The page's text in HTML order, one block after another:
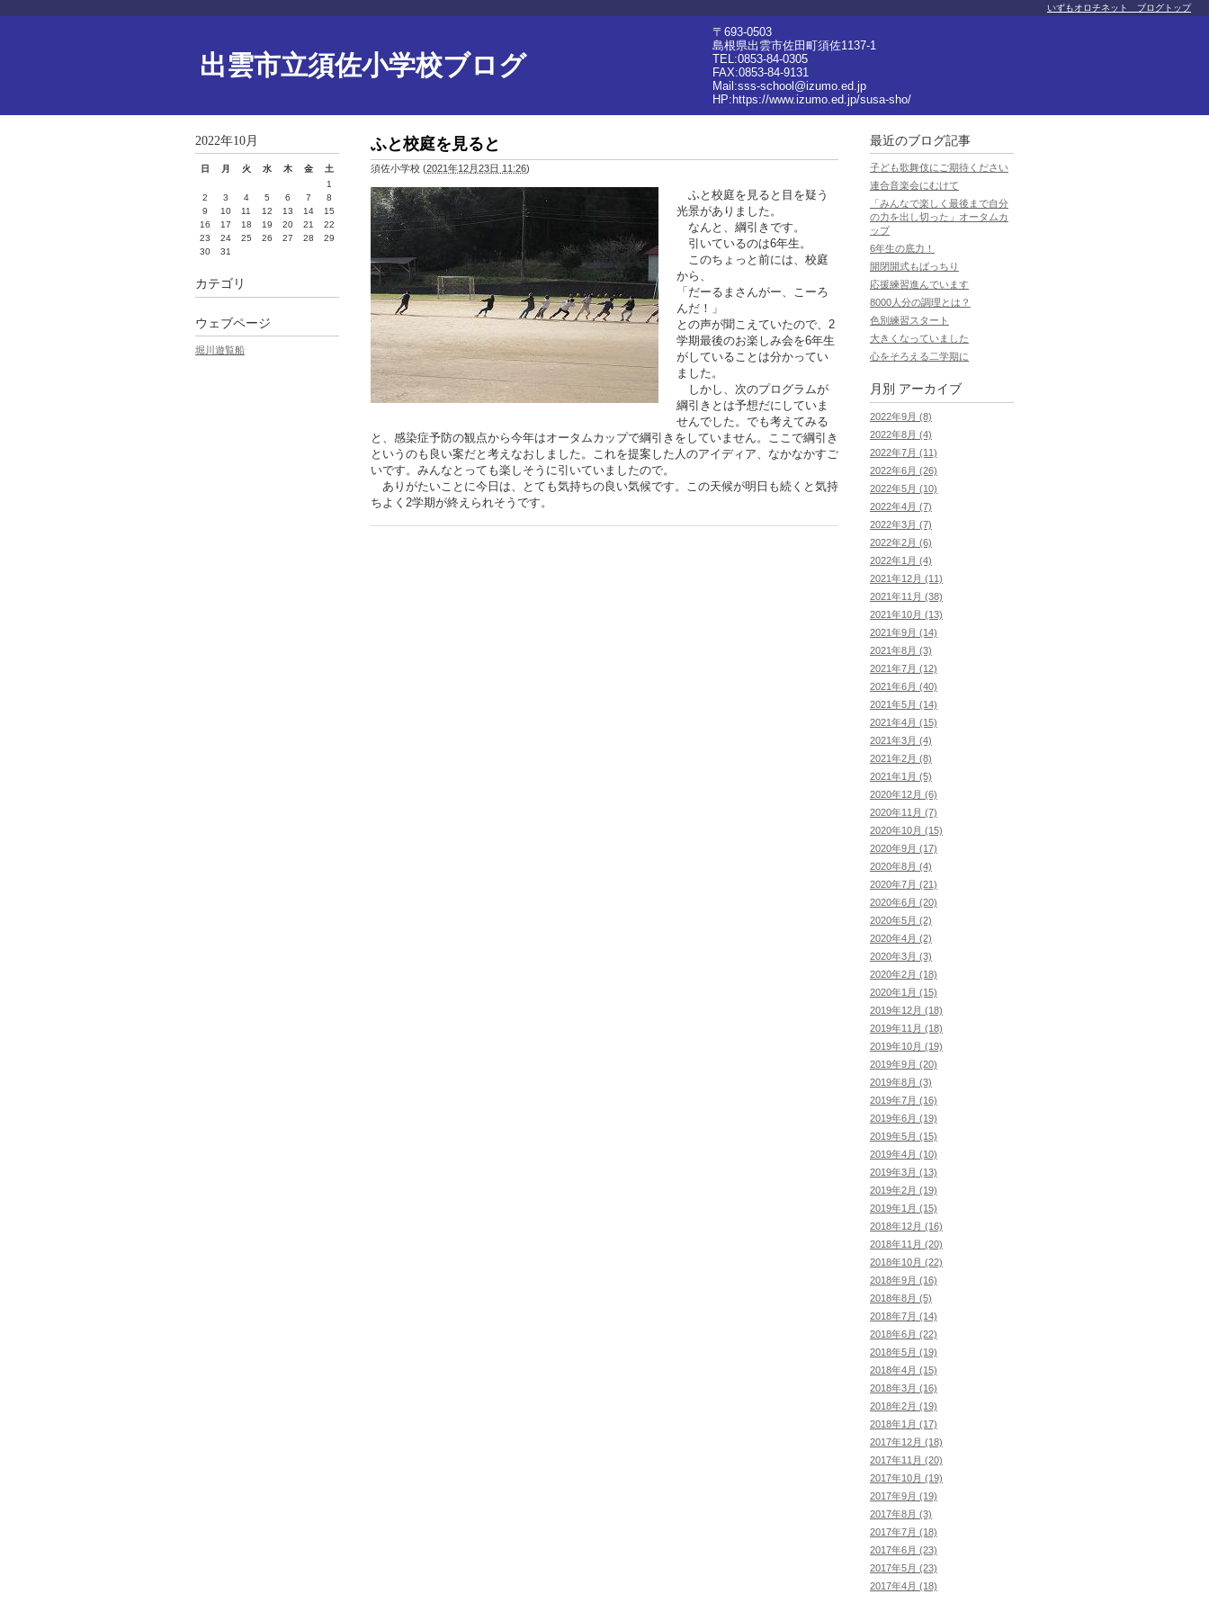
出雲市立須佐小学校ブログ
〒693-0503
島根県出雲市佐田町須佐1137-1
TEL:0853-84-0305
FAX:0853-84-9131
Mail:sss-school@izumo.ed.jp
HP: https://www.izumo.ed.jp/susa-sho/
いずもオロチネット ブログトップ
ふと校庭を見ると
須佐小学校 (2021年12月23日 11:26)
ふと校庭を見ると目を疑う
光景がありました。
なんと、綱引きです。
引いているのは6年生。
このちょっと前には、校庭
から、
「だーるまさんがー、こーろ
んだ！」
との声が聞こえていたので、2
学期最後のお楽しみ会を6年生
がしていることは分かってい
ました。
しかし、次のプログラムが
綱引きとは予想だにしていま
せんでした。でも考えてみる
と、感染症予防の観点から今年はオータムカップで綱引きをしていません。ここで綱引き
というのも良い案だと考えなおしました。これを提案した人のアイディア、なかなかすご
いです。みんなとっても楽しそうに引いていましたので。
ありがたいことに今日は、とても気持ちの良い気候です。この天候が明日も続くと気持
ちよく2学期が終えられそうです。
2022年10月
日 月 火 水 木 金
土
1
2
3 4 5 6 7
8
9
10 11 12 13 14
15
16
17 18 19 20 21
22
23
24 25 26 27 28
29
30
31
カテゴリ
ウェブページ
堀川遊覧船
最近のブログ記事
子ども歌舞伎にご期待ください
連合音楽会にむけて
「みんなで楽しく最後まで自分
の力を出し切った」オータムカ
ップ
6年生の底力！
開閉開式もばっちり
応援練習進んでいます
8000人分の調理とは？
色別練習スタート
大きくなっていました
心をそろえる二学期に
月別 アーカイブ
2022年9月 (8)
2022年8月 (4)
2022年7月 (11)
2022年6月 (26)
2022年5月 (10)
2022年4月 (7)
2022年3月 (7)
2022年2月 (6)
2022年1月 (4)
2021年12月 (11)
2021年11月 (38)
2021年10月 (13)
2021年9月 (14)
2021年8月 (3)
2021年7月 (12)
2021年6月 (40)
2021年5月 (14)
2021年4月 (15)
2021年3月 (4)
2021年2月 (8)
2021年1月 (5)
2020年12月 (6)
2020年11月 (7)
2020年10月 (15)
2020年9月 (17)
2020年8月 (4)
2020年7月 (21)
2020年6月 (20)
2020年5月 (2)
2020年4月 (2)
2020年3月 (3)
2020年2月 (18)
2020年1月 (15)
2019年12月 (18)
2019年11月 (18)
2019年10月 (19)
2019年9月 (20)
2019年8月 (3)
2019年7月 (16)
2019年6月 (19)
2019年5月 (15)
2019年4月 (10)
2019年3月 (13)
2019年2月 (19)
2019年1月 (15)
2018年12月 (16)
2018年11月 (20)
2018年10月 (22)
2018年9月 (16)
2018年8月 (5)
2018年7月 (14)
2018年6月 (22)
2018年5月 (19)
2018年4月 (15)
2018年3月 (16)
2018年2月 (19)
2018年1月 (17)
2017年12月 (18)
2017年11月 (20)
2017年10月 (19)
2017年9月 (19)
2017年8月 (3)
2017年7月 (18)
2017年6月 (23)
2017年5月 (23)
2017年4月 (18)